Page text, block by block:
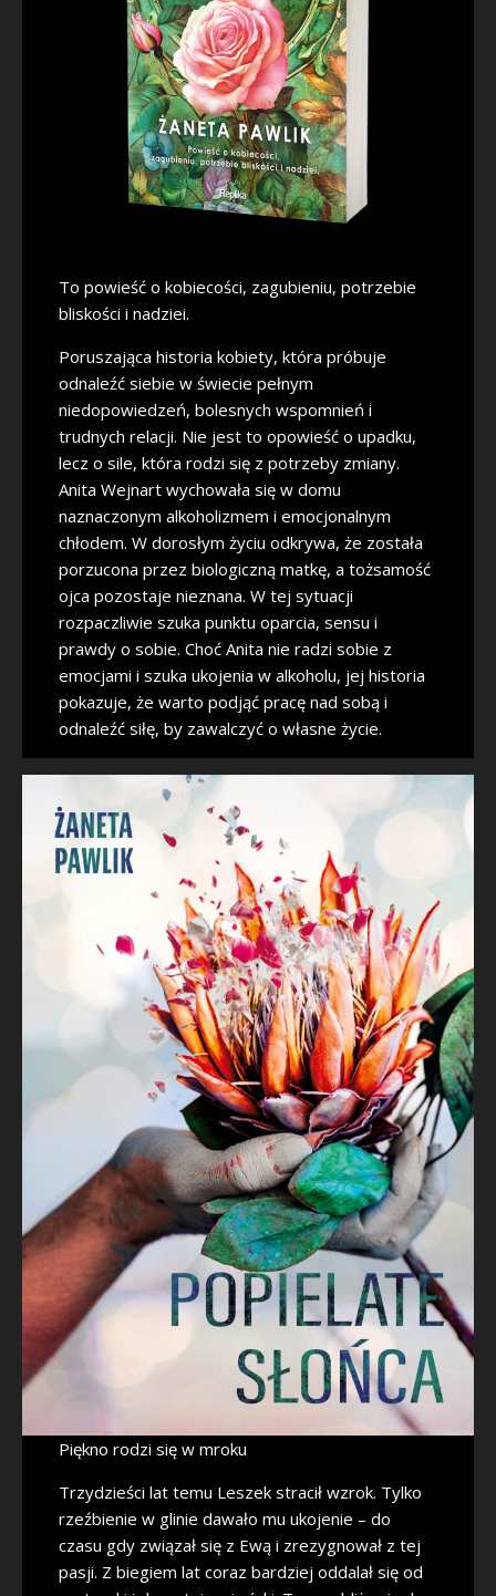
To powieść o kobiecości, zagubieniu, potrzebie
bliskości i nadziei.
Poruszająca historia kobiety, która próbuje
odnaleźć siebie w świecie pełnym
niedopowiedzeń, bolesnych wspomnień i
trudnych relacji. Nie jest to opowieść o upadku,
lecz o sile, która rodzi się z potrzeby zmiany.
Anita Wejnart wychowała się w domu
naznaczonym alkoholizmem i emocjonalnym
chłodem. W dorosłym życiu odkrywa, że została
porzucona przez biologiczną matkę, a tożsamość
ojca pozostaje nieznana. W tej sytuacji
rozpaczliwie szuka punktu oparcia, sensu i
prawdy o sobie. Choć Anita nie radzi sobie z
emocjami i szuka ukojenia w alkoholu, jej historia
pokazuje, że warto podjąć pracę nad sobą i
odnaleźć siłę, by zawalczyć o własne życie.
Piękno rodzi się w mroku
Trzydzieści lat temu Leszek stracił wzrok. Tylko
rzeźbienie w glinie dawało mu ukojenie – do
czasu gdy związał się z Ewą i zrezygnował z tej
pasji. Z biegiem lat coraz bardziej oddalał się od